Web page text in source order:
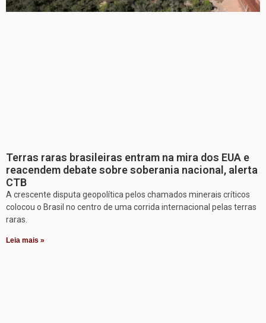
Terras raras brasileiras entram na mira dos EUA e
reacendem debate sobre soberania nacional, alerta
CTB
A crescente disputa geopolítica pelos chamados minerais críticos
colocou o Brasil no centro de uma corrida internacional pelas terras
raras.
Leia mais »